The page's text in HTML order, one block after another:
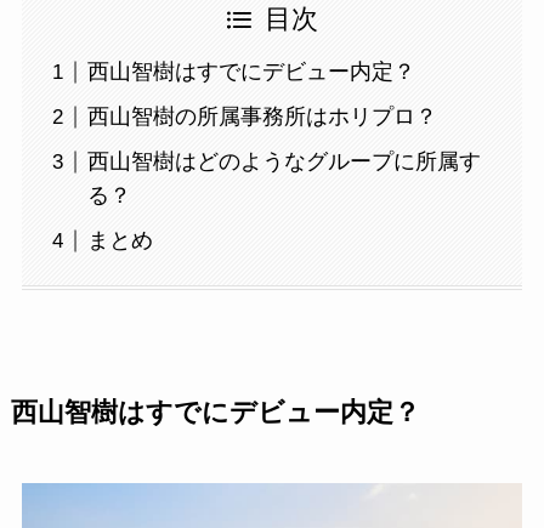
目次
西山智樹はすでにデビュー内定？
西山智樹の所属事務所はホリプロ？
西山智樹はどのようなグループに所属す
る？
まとめ
西山智樹はすでにデビュー内定？